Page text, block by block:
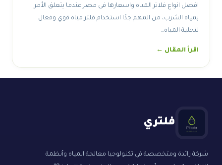
افضل انواع فلاتر المياه واسعارها فى مصر عندما يتعلق الأمر
بمياه الشرب، من المهم جدًا استخدام فلتر مياه قوي وفعال
لتحلية المياه…
اقرأ المقال ←
فلتري
شركة رائدة ومتخصصة في تكنولوجيا معالجة المياه وأنظمة